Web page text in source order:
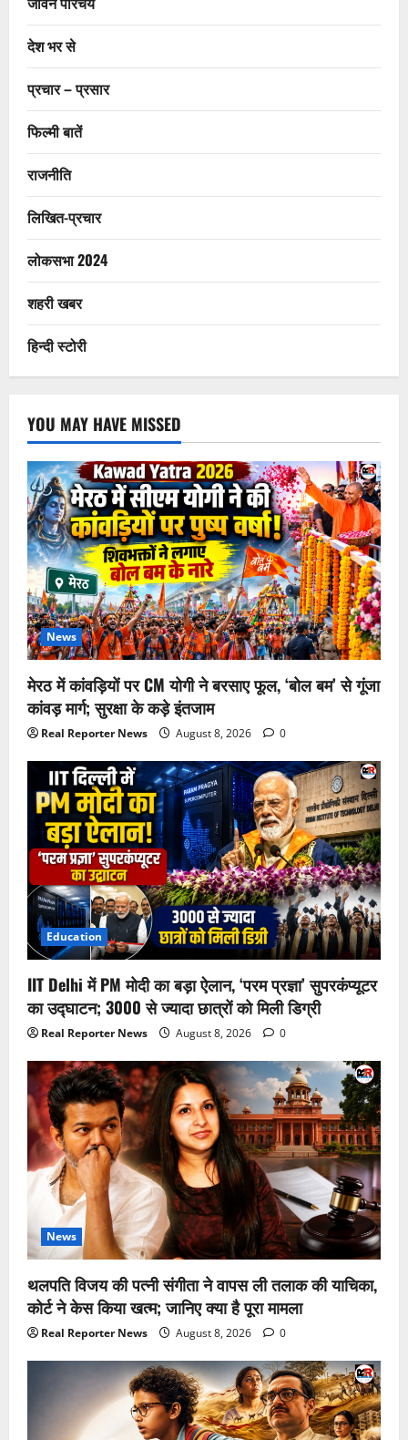
देश भर से
प्रचार – प्रसार
फिल्मी बातें
राजनीति
लिखित-प्रचार
लोकसभा 2024
शहरी खबर
हिन्दी स्टोरी
YOU MAY HAVE MISSED
News
मेरठ में कांवड़ियों पर CM योगी ने बरसाए फूल, ‘बोल बम’ से गूंजा
कांवड़ मार्ग; सुरक्षा के कड़े इंतजाम
Real Reporter News August 8, 2026 0
Education
IIT Delhi में PM मोदी का बड़ा ऐलान, ‘परम प्रज्ञा’ सुपरकंप्यूटर
का उद्घाटन; 3000 से ज्यादा छात्रों को मिली डिग्री
Real Reporter News August 8, 2026 0
News
थलपति विजय की पत्नी संगीता ने वापस ली तलाक की याचिका,
कोर्ट ने केस किया खत्म; जानिए क्या है पूरा मामला
Real Reporter News August 8, 2026 0